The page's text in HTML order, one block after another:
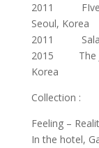
2011 FIve
Seoul, Korea
2011
2015 The
Korea
Collection :
Feeling –
In the hotel,